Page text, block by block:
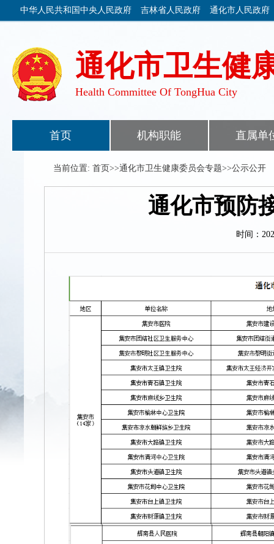
中华人民共和国中央人民政府 吉林省人民政府 通化市人民政府
通化市卫生健
Health Committee Of TongHua City
首页 机构职能 直属单
当前位置: 首页>>通化市卫生健康委员会专题>>公示公开
通化市预防
时间：